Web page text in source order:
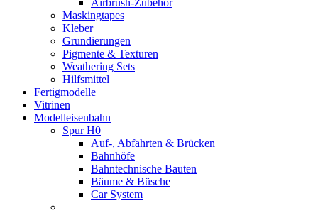
Airbrush-Zubehör
Maskingtapes
Kleber
Grundierungen
Pigmente & Texturen
Weathering Sets
Hilfsmittel
Fertigmodelle
Vitrinen
Modelleisenbahn
Spur H0
Auf-, Abfahrten & Brücken
Bahnhöfe
Bahntechnische Bauten
Bäume & Büsche
Car System